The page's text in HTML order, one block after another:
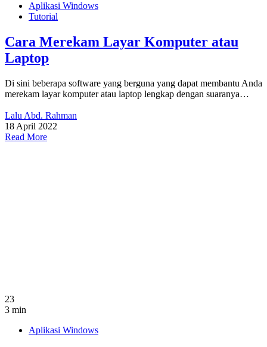
Aplikasi Windows
Tutorial
Cara Merekam Layar Komputer atau
Laptop
Di sini beberapa software yang berguna yang dapat membantu Anda
merekam layar komputer atau laptop lengkap dengan suaranya…
Lalu Abd. Rahman
18 April 2022
Read More
23
3 min
Aplikasi Windows